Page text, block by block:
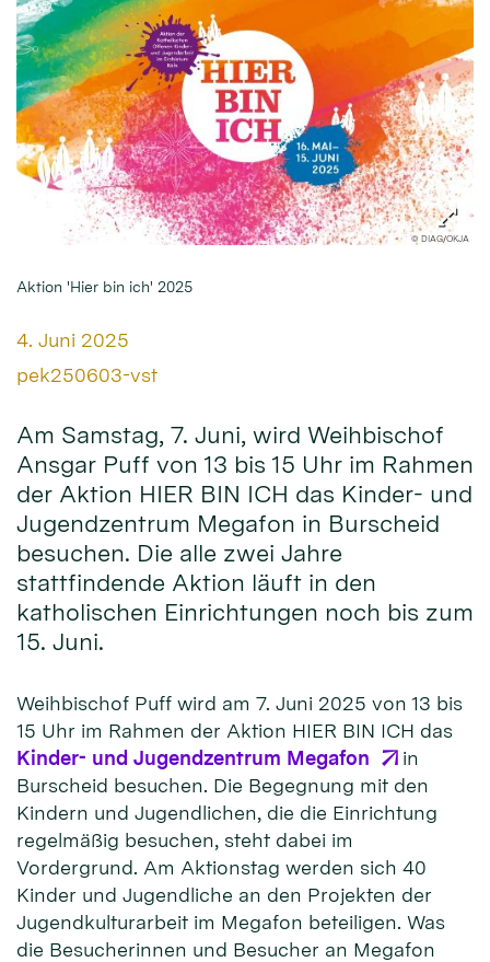
© DIAG/OKJA
Aktion 'Hier bin ich' 2025
Datum:
4. Juni 2025
Von:
pek250603-vst
Am Samstag, 7. Juni, wird Weihbischof
Ansgar Puff von 13 bis 15 Uhr im Rahmen
der Aktion HIER BIN ICH das Kinder- und
Jugendzentrum Megafon in Burscheid
besuchen. Die alle zwei Jahre
stattfindende Aktion läuft in den
katholischen Einrichtungen noch bis zum
15. Juni.
Weihbischof Puff wird am 7. Juni 2025 von 13 bis
15 Uhr im Rahmen der Aktion HIER BIN ICH das
Kinder- und Jugendzentrum Megafon
in
Burscheid besuchen. Die Begegnung mit den
Kindern und Jugendlichen, die die Einrichtung
regelmäßig besuchen, steht dabei im
Vordergrund. Am Aktionstag werden sich 40
Kinder und Jugendliche an den Projekten der
Jugendkulturarbeit im Megafon beteiligen. Was
die Besucherinnen und Besucher an Megafon